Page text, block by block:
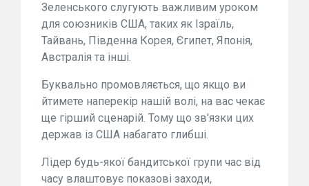
Зеленського слугують важливим уроком
для союзників США, таких як Ізраїль,
Тайвань, Південна Корея, Єгипет, Японія,
Австралія та інші.
Буквально промовляється, що якщо ви
йтимете наперекір нашій волі, на вас чекає
ще гірший сценарій. Тому що зв'язки цих
держав із США набагато глибші.
Лідер будь-якої бандитської групи час від
часу влаштовує показові заходи,